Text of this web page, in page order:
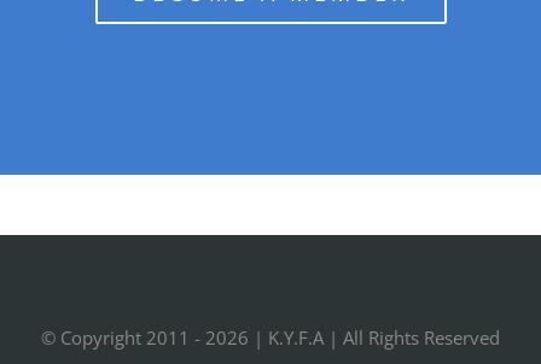
© Copyright 2011 - 2026 | K.Y.F.A| All Rights Reserved